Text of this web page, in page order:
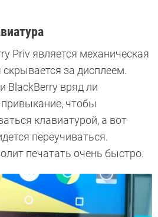
Priv является механическая
скрывается за дисплеем.
BlackBerry вряд ли
чтобы
клавиатурой, а вот
переучиваться.
печатать очень быстро.